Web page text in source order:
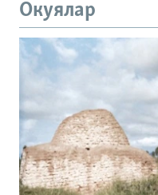
Окуялар